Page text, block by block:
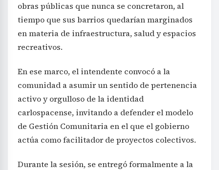
obras públicas que nunca se concretaron, al
tiempo que sus barrios quedarían marginados
en materia de infraestructura, salud y espacios
recreativos.
En ese marco, el intendente convocó a la
comunidad a asumir un sentido de pertenencia
activo y orgulloso de la identidad
carlospacense, invitando a defender el modelo
de Gestión Comunitaria en el que el gobierno
actúa como facilitador de proyectos colectivos.
Durante la sesión, se entregó formalmente a la